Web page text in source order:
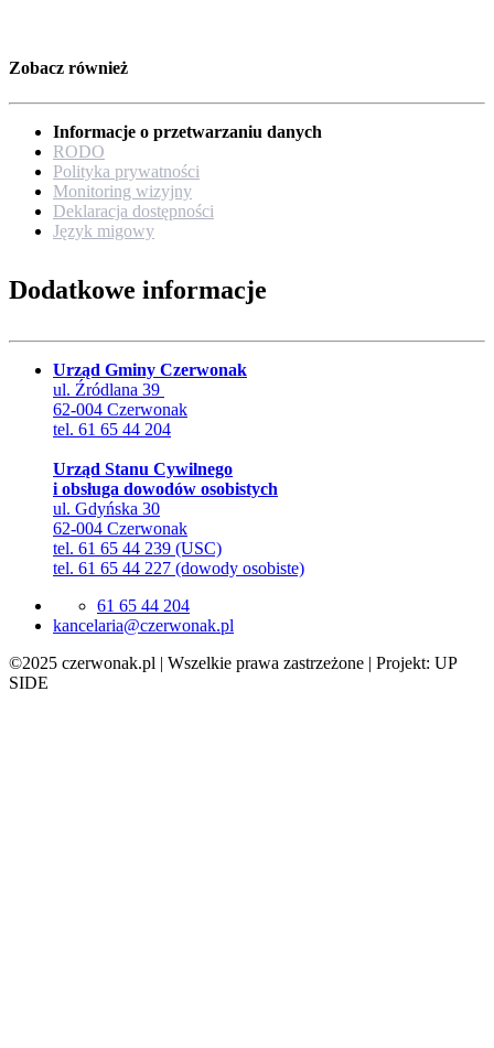
Zobacz również
Informacje o przetwarzaniu danych
RODO
Polityka prywatności
Monitoring wizyjny
Deklaracja dostępności
Język migowy
Dodatkowe informacje
Urząd Gminy Czerwonak
ul. Źródlana 39
62-004 Czerwonak
tel. 61 65 44 204
Urząd Stanu Cywilnego
i obsługa dowodów osobistych
ul. Gdyńska 30
62-004 Czerwonak
tel. 61 65 44 239 (USC)
tel. 61 65 44 227 (dowody osobiste)
61 65 44 204
lp.kanowrezc@airalecnak
©2025 czerwonak.pl | Wszelkie prawa zastrzeżone | Projekt: UP
SIDE